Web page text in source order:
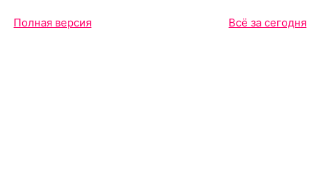
Полная версия Всё за сегодня